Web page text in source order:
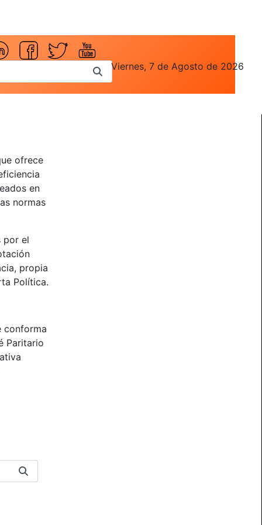
Viernes, 7 de Agosto de 2026
ofrece
en
normas
por el
propia
Política.
conforma
Paritario